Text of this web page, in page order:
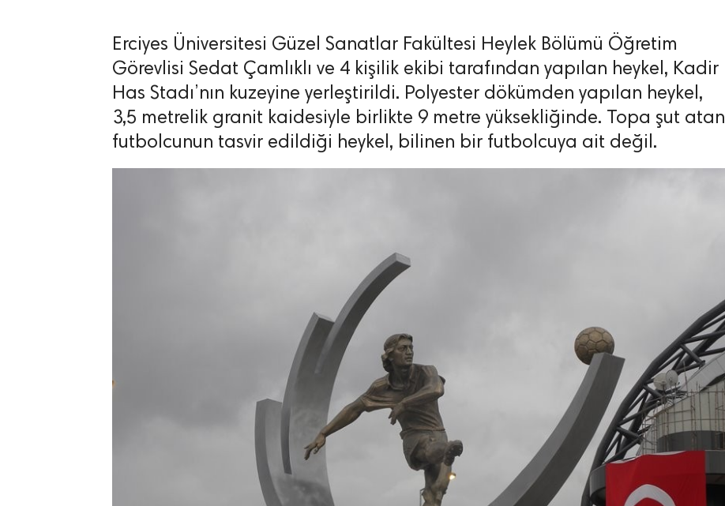
Erciyes Üniversitesi Güzel Sanatlar Fakültesi Heylek Bölümü Öğretim
Görevlisi Sedat Çamlıklı ve 4 kişilik ekibi tarafından yapılan heykel, Kadir
Has Stadı’nın kuzeyine yerleştirildi. Polyester dökümden yapılan heykel,
3,5 metrelik granit kaidesiyle birlikte 9 metre yüksekliğinde. Topa şut atan
futbolcunun tasvir edildiği heykel, bilinen bir futbolcuya ait değil.